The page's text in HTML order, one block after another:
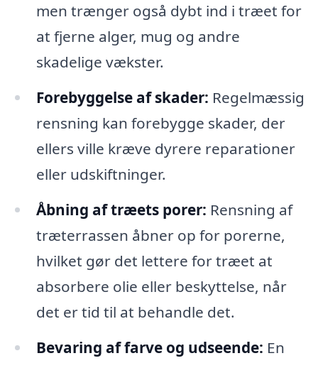
men trænger også dybt ind i træet for
at fjerne alger, mug og andre
skadelige vækster.
Forebyggelse af skader: Regelmæssig
rensning kan forebygge skader, der
ellers ville kræve dyrere reparationer
eller udskiftninger.
Åbning af træets porer: Rensning af
træterrassen åbner op for porerne,
hvilket gør det lettere for træet at
absorbere olie eller beskyttelse, når
det er tid til at behandle det.
Bevaring af farve og udseende: En